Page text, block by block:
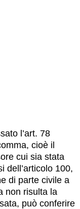
l’art. 78
cioè il
cui sia stata
dell’articolo 100,
di parte civile a
non risulta la
può conferire